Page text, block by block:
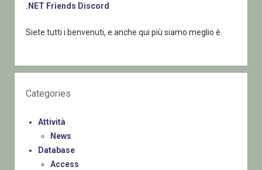
.NET Friends Discord
Siete tutti i benvenuti, e anche qui più siamo meglio è.
Categories
Attività
News
Database
Access